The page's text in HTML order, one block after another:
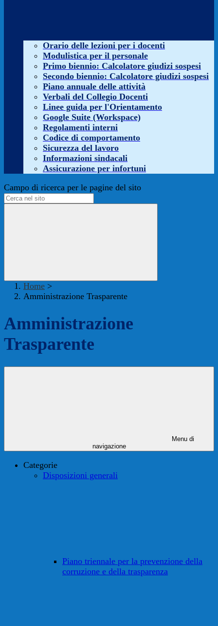
Orario delle lezioni per i docenti
Modulistica per il personale
Primo biennio: Calcolatore giudizi sospesi
Secondo biennio: Calcolatore giudizi sospesi
Piano annuale delle attività
Verbali del Collegio Docenti
Linee guida per l'Orientamento
Google Suite (Workspace)
Regolamenti interni
Codice di comportamento
Sicurezza del lavoro
Informazioni sindacali
Assicurazione per infortuni
Campo di ricerca per le pagine del sito
Home >
Amministrazione Trasparente
Amministrazione
Trasparente
Menu di
navigazione
Categorie
Disposizioni generali
Piano triennale per la prevenzione della
corruzione e della trasparenza